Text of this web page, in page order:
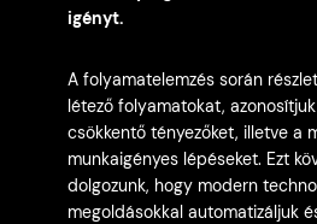
igényt.
A folyamatelemzés során
létező folyamatokat,
csökkentő tényezőket, illetve a
munkaigényes lépéseket. Ezt
dolgozunk, hogy modern
megoldásokkal automatizáljuk